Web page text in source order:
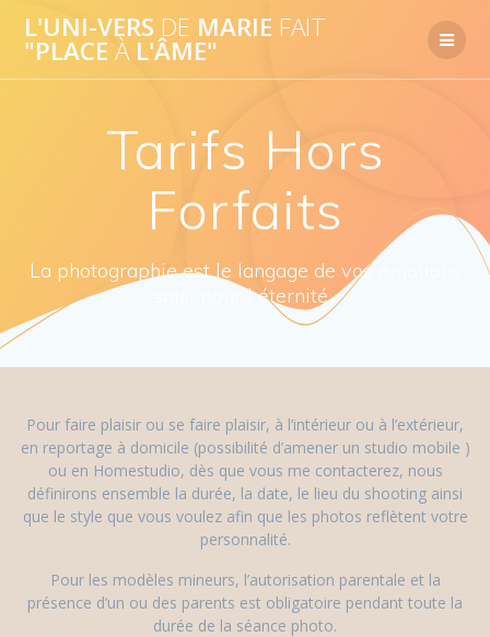
to
L'UNI-VERS DE MARIE FAIT
"PLACE ÀL'ÂME"
Tarifs Hors
Forfaits
La photographie est le langage de vos émotions
saisi pour l éternité...
Pour faire plaisir ou se faire plaisir, à l’intérieur ou à l’extérieur,
en reportage à domicile (possibilité d’amener un studio mobile )
ou en Homestudio, dès que vous me contacterez, nous
définirons ensemble la durée, la date, le lieu du shooting ainsi
que le style que vous voulez afin que les photos reflètent votre
personnalité.
Pour les modèles mineurs, l’autorisation parentale et la
présence d’un ou des parents est obligatoire pendant toute la
durée de la séance photo.